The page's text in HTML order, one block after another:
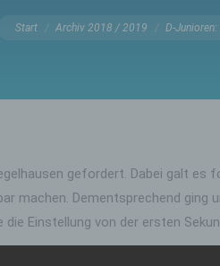
Start Archiv 2018 / 2019 D-Junioren:
gefordert. Dabei galt
machen. Dementsprechend
Einstellung von der ersten
lies den Gegner das Spiel